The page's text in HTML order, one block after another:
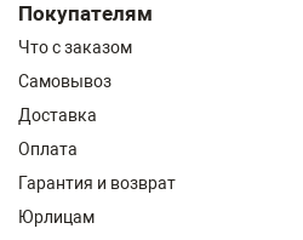
Покупателям
Что с заказом
Самовывоз
Доставка
Оплата
Гарантия и возврат
Юрлицам